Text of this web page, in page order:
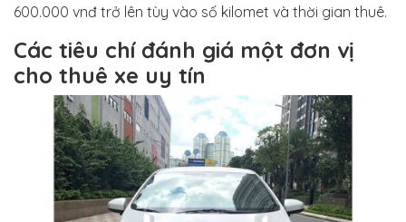
600.000 vnđ trở lên tùy vào số kilomet và thời gian thuê.
Các tiêu chí đánh giá một đơn vị
cho thuê xe uy tín